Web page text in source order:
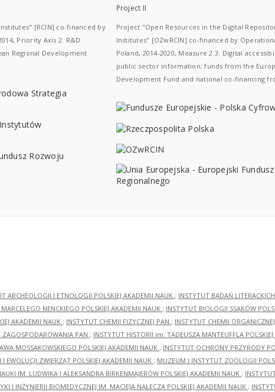
[RCIN] co-financed by
Priority Axis 2. R&D
Regional Development
Project II
Project "Open Resources in the Digital
Institutes" [OZwRCIN] co-financed by
Poland, 2014-2020, Measure 2.3: Digital
public sector information; funds from the
Development Fund and national co-financing
ARCHEOLOGII I ETNOLOGII POLSKIEJ AKADEMII NAUK ; INSTYTUT BADAŃ
NENCKIEGO POLSKIEJ AKADEMII NAUK ; INSTYTUT BIOLOGII SSAKÓW
AKADEMII NAUK ; INSTYTUT CHEMII FIZYCZNEJ PAN ; INSTYTUT CHEMII
PAN ; INSTYTUT HISTORII im. TADEUSZA MANTEUFFLA
MOSSAKOWSKIEGO POLSKIEJ AKADEMII NAUK ; INSTYTUT OCHRONY PRZYRODY
EWOLUCJI ZWIERZĄT POLSKIEJ AKADEMII NAUK ; MUZEUM I INSTYTUT ZOOLOGII
IM. LUDWIKA I ALEKSANDRA BIRKENMAJERÓW POLSKIEJ AKADEMII NAUK ;
I INŻYNIERII BIOMEDYCZNEJ IM. MACIEJA NAŁĘCZA POLSKIEJ AKADEMII NAUK ;